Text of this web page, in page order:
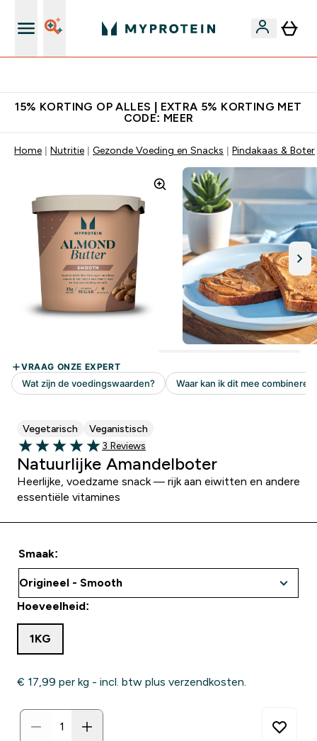
15% KORTING OP ALLES | EXTRA 5% KORTING MET
CODE: MEER
Home Nutritie Gezonde Voeding en Snacks Pindakaas & Boter
Vegetarisch Veganistisch
5 out of 5 stars
Recensies
3 Reviews
Natuurlijke Amandelboter
Heerlijke, voedzame snack — rijk aan eiwitten en andere
essentiële vitamines
Smaak:
Hoeveelheid:
1KG
€ 17,99‎ per kg - incl. btw plus verzendkosten.